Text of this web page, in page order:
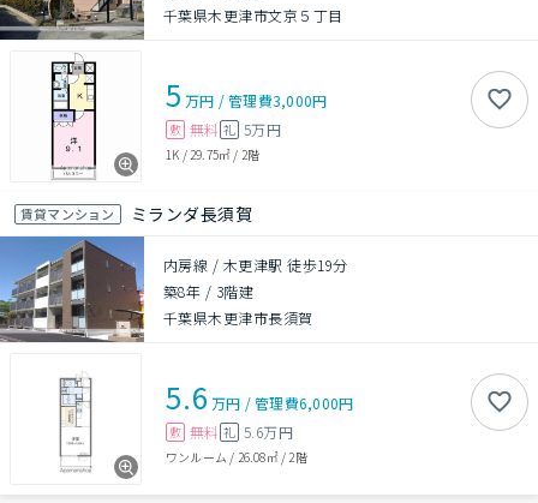
千葉県木更津市文京５丁目
5 万円 /管理費3,000円
敷 無料 礼 5万円
1K / 29.75㎡ / 2階
賃貸マンション ミランダ長須賀
内房線 / 木更津駅 徒歩19分
築8年 / 3階建
千葉県木更津市長須賀
5.6 万円 /管理費6,000円
敷 無料 礼 5.6万円
ワンルーム / 26.08㎡/ 2階